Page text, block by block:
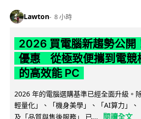
Lawton 8 小時
2026 買電腦新趨勢公開
優惠 從極致便攜到電競
的高效能 PC
2026 年的電腦選購基準已經全面升級。
輕量化」、「機身美學」、「AI算力」
及「品質與售後服務」 已...
閱讀全文